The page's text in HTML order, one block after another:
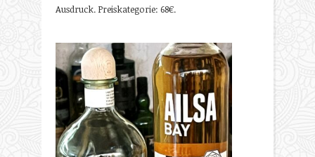
Ausdruck. Preiskategorie: 68€.